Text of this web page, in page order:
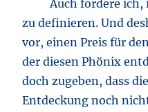
Auch fordere
zu definieren. Und
vor, einen Preis für
der diesen Phönix
doch zugeben, dass
Entdeckung noch